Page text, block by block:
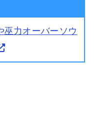
巫力オーバーソウ